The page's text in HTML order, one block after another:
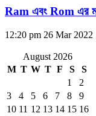
Ram এবং Rom এর
12:20 pm 26 Mar 2022
August 2026
M T W T F S
S
1
2
3
4 5 6 7 8
9
10 11 12 13 14 15 16